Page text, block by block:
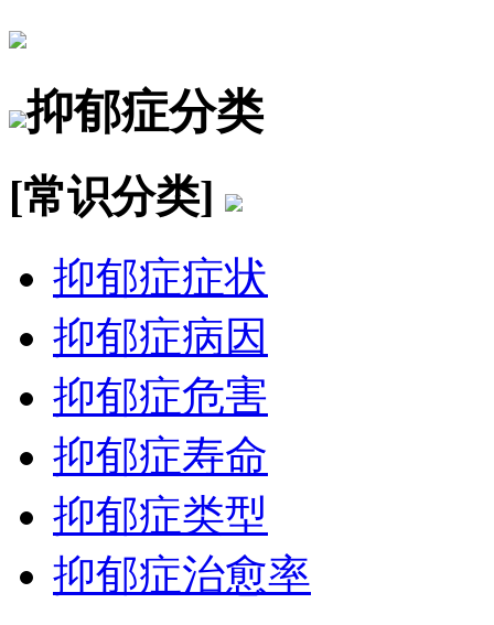
抑郁症分类
[常识分类]
抑郁症症状
抑郁症病因
抑郁症危害
抑郁症寿命
抑郁症类型
抑郁症治愈率